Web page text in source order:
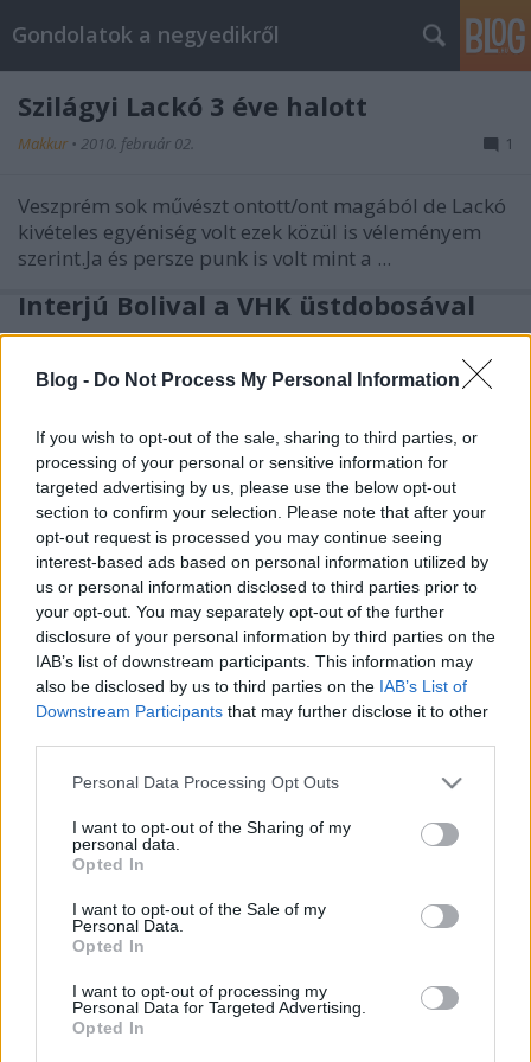
Blog - Do Not Process My Personal Information
If you wish to opt-out of the sale, sharing to third parties, or
processing of your personal or sensitive information for
targeted advertising by us, please use the below opt-out
section to confirm your selection. Please note that after your
opt-out request is processed you may continue seeing
interest-based ads based on personal information utilized by
us or personal information disclosed to third parties prior to
your opt-out. You may separately opt-out of the further
disclosure of your personal information by third parties on the
IAB’s list of downstream participants. This information may
also be disclosed by us to third parties on the IAB’s List of
Downstream Participants that may further disclose it to other
Please note that this website/app uses one or more Google
not limited to your visit or usage behaviour. You may click to
grant or deny consent to Google and its third-party tags to
use your data for below specified purposes in below Google
consent section.
Personal Data Processing Opt Outs
I want to opt-out of the Sharing of my
personal data.
Opted In
I want to opt-out of the Sale of my
Personal Data.
Opted In
I want to opt-out of processing my
Personal Data for Targeted Advertising.
Opted In
Gondolatok a negyedikről
Szilágyi Lackó 3 éve halott
Makkur • 2010. február 02. 1
Veszprém sok művészt ontott/ont magából de Lackó
kivételes egyéniség volt ezek közül is véleményem
szerint.Ja és persze punk is volt mint a ...
Interjú Bolival a VHK üstdobosával
Makkur•2009. szeptember 22. 10
Bolival aki jelenleg a Vágtázó Életerő zenekarban
üstdobol ami a VHK utódzenekara de játszott már ...
Interjú Benjivel
Makkur•2009. szeptember 01.
Benjivel még akkor ismerkedtem meg mikor az első
zenekarával a Primitive Society nevü bandával
turnéztak errefelé.Benji egyébként magyar csak ...
Csináltam egy interjút Szilágyi Zoé punkfestővel aki
Veszprém mellett él a Csatár hegyen és nem kicsit
kalandos élete volt eddig.